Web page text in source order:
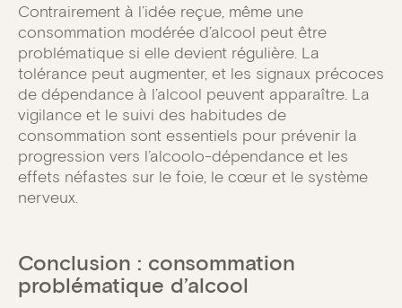
Contrairement à l’idée reçue, même une
consommation modérée d’alcool peut être
problématique si elle devient régulière. La
tolérance peut augmenter, et les signaux précoces
de dépendance à l’alcool peuvent apparaître. La
vigilance et le suivi des habitudes de
consommation sont essentiels pour prévenir la
progression vers l’alcoolo-dépendance et les
effets néfastes sur le foie, le cœur et le système
nerveux.
Conclusion : consommation
problématique d’alcool